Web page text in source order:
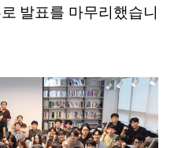
발표를 마무리했습니